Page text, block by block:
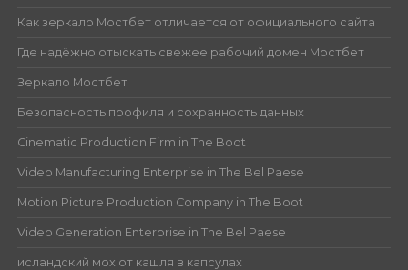
Как зеркало Мостбет отличается от официального сайта
Где надёжно отыскать свежее рабочий домен Мостбет
Зеркало Мостбет
Безопасность профиля и сохранность данных
Cinematic Production Firm in The Boot
Video Manufacturing Enterprise in The Bel Paese
Motion Picture Production Company in The Boot
Video Generation Enterprise in The Bel Paese
исландский мох от кашля в капсулах